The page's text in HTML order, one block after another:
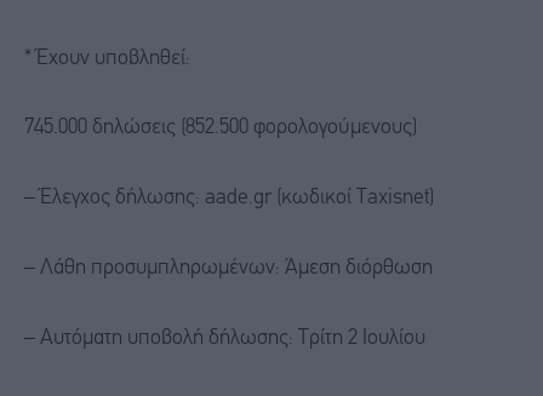
* Έχουν υποβληθεί:
745.000 δηλώσεις (852.500 φορολογούμενους)
– Έλεγχος δήλωσης: aade.gr (κωδικοί Taxisnet)
– Λάθη προσυμπληρωμένων: Άμεση διόρθωση
– Αυτόματη υποβολή δήλωσης: Τρίτη 2 Ιουλίου